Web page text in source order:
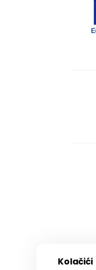
Kolačići